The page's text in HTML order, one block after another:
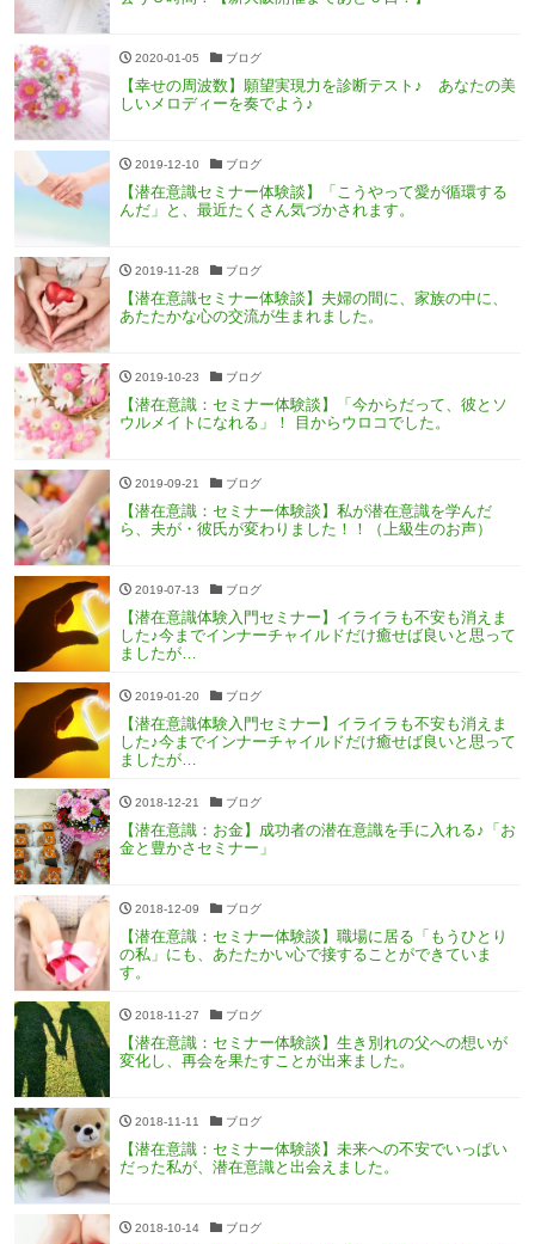
2020-01-05 ブログ
【幸せの周波数】願望実現力を診断テスト♪ あなたの美
しいメロディーを奏でよう♪
2019-12-10 ブログ
【潜在意識セミナー体験談】「こうやって愛が循環する
んだ」と、最近たくさん気づかされます。
2019-11-28 ブログ
【潜在意識セミナー体験談】夫婦の間に、家族の中に、
あたたかな心の交流が生まれました。
2019-10-23 ブログ
【潜在意識：セミナー体験談】「今からだって、彼とソ
ウルメイトになれる」！ 目からウロコでした。
2019-09-21 ブログ
【潜在意識：セミナー体験談】私が潜在意識を学んだ
ら、夫が・彼氏が変わりました！！（上級生のお声）
2019-07-13 ブログ
【潜在意識体験入門セミナー】イライラも不安も消えま
した♪今までインナーチャイルドだけ癒せば良いと思って
ましたが…
2019-01-20 ブログ
【潜在意識体験入門セミナー】イライラも不安も消えま
した♪今までインナーチャイルドだけ癒せば良いと思って
ましたが…
2018-12-21 ブログ
【潜在意識：お金】成功者の潜在意識を手に入れる♪「お
金と豊かさセミナー」
2018-12-09 ブログ
【潜在意識：セミナー体験談】職場に居る「もうひとり
の私」にも、あたたかい心で接することができていま
す。
2018-11-27 ブログ
【潜在意識：セミナー体験談】生き別れの父への想いが
変化し、再会を果たすことが出来ました。
2018-11-11 ブログ
【潜在意識：セミナー体験談】未来への不安でいっぱい
だった私が、潜在意識と出会えました。
2018-10-14 ブログ